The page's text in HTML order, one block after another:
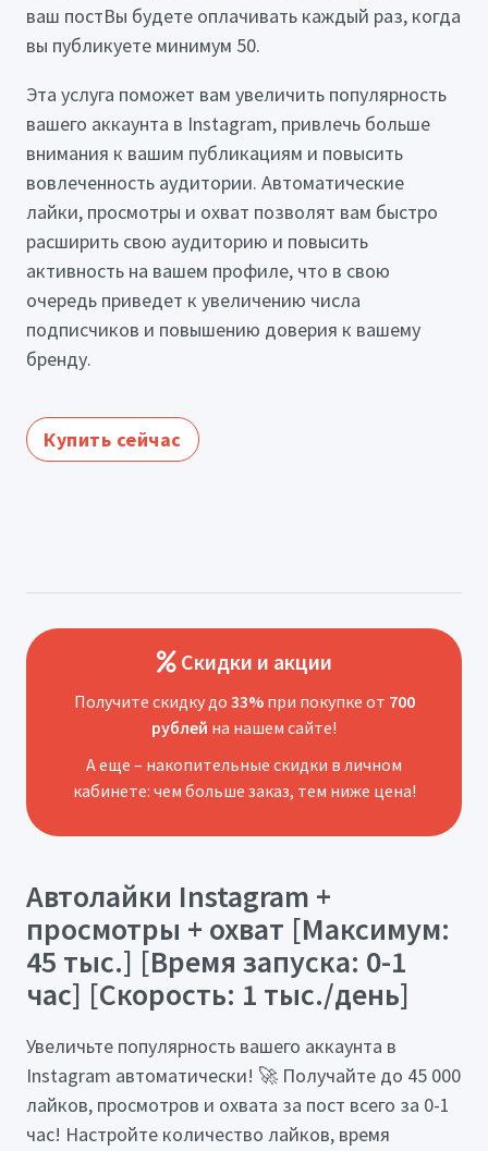
ваш постВы будете оплачивать каждый раз, когда
вы публикуете минимум 50.
Эта услуга поможет вам увеличить популярность
вашего аккаунта в Instagram, привлечь больше
внимания к вашим публикациям и повысить
вовлеченность аудитории. Автоматические
лайки, просмотры и охват позволят вам быстро
расширить свою аудиторию и повысить
активность на вашем профиле, что в свою
очередь приведет к увеличению числа
подписчиков и повышению доверия к вашему
бренду.
Купить сейчас
Скидки и акции
Получите скидку до 33%при покупке от 700
рублей на нашем сайте!
А еще – накопительные скидки в личном
кабинете: чем больше заказ, тем ниже цена!
Автолайки Instagram +
просмотры + охват [Максимум:
45 тыс.] [Время запуска: 0-1
час] [Скорость: 1 тыс./день]
Увеличьте популярность вашего аккаунта в
Instagram автоматически! 🚀 Получайте до 45 000
лайков, просмотров и охвата за пост всего за 0-1
час! Настройте количество лайков, время